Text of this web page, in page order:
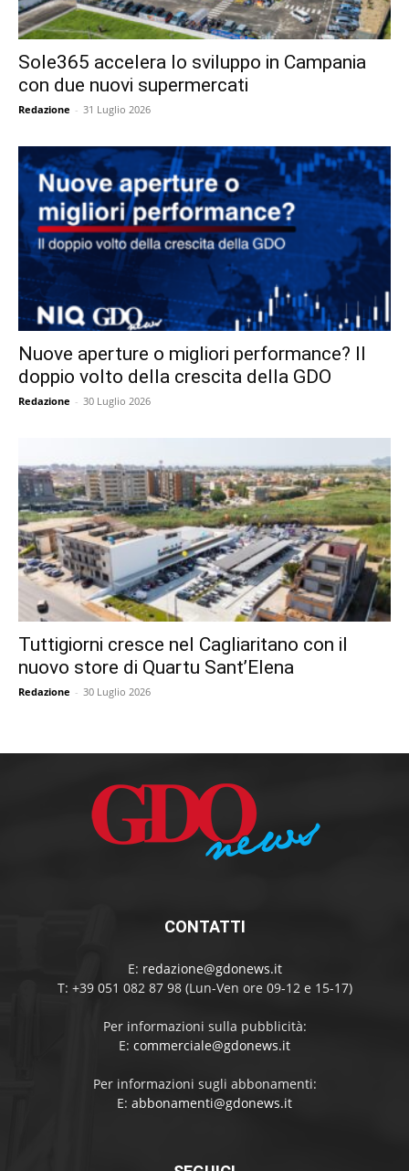
Sole365 accelera lo sviluppo in Campania
con due nuovi supermercati
Redazione - 31 Luglio 2026
Nuove aperture o migliori performance? Il
doppio volto della crescita della GDO
Redazione - 30 Luglio 2026
Tuttigiorni cresce nel Cagliaritano con il
nuovo store di Quartu Sant’Elena
Redazione - 30 Luglio 2026
CONTATTI
E: redazione@gdonews.it
T: +39 051 082 87 98 (Lun-Ven ore 09-12 e 15-17)
Per informazioni sulla pubblicità:
E: commerciale@gdonews.it
Per informazioni sugli abbonamenti:
E: abbonamenti@gdonews.it